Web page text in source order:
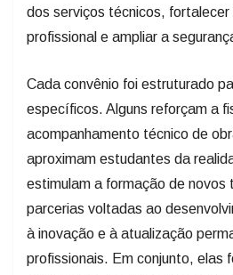
dos serviços técnicos,
profissional e ampliar a
Cada convênio foi estruturado
específicos. Alguns reforçam a
acompanhamento técnico de
aproximam estudantes da
estimulam a formação de novos
parcerias voltadas ao
à inovação e à atualização
profissionais. Em conjunto, elas